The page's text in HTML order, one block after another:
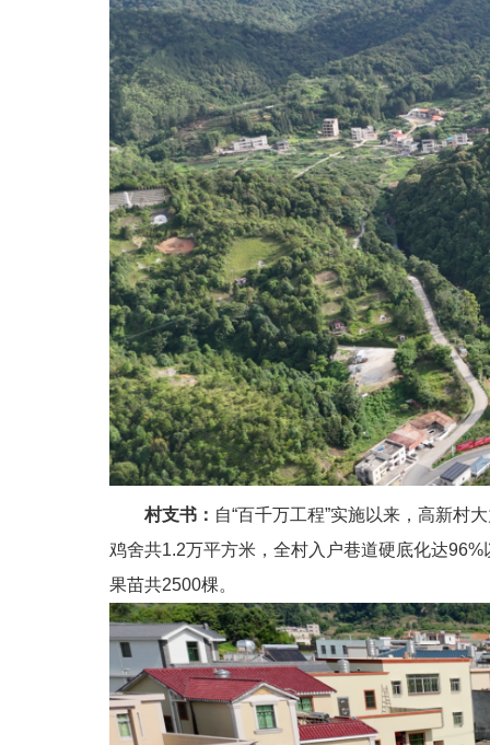
村支书： 自“百千万工程”实施以来，高新村
鸡舍共1.2万平方米，全村入户巷道硬底化达
果苗共2500棵。